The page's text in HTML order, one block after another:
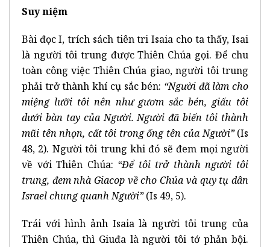
Suy niệm
Bài đọc I, trích sách tiên tri Isaia cho ta thấy, Isai
là người tôi trung được Thiên Chúa gọi. Để chu
toàn công việc Thiên Chúa giao, người tôi trung
phải trở thành khí cụ sắc bén: “Người đã làm cho
miệng lưỡi tôi nên như gươm sắc bén, giấu tôi
dưới bàn tay của Người. Người đã biến tôi thành
mũi tên nhọn, cất tôi trong ống tên của Người”(Is
48, 2). Người tôi trung khi đó sẽ đem mọi người
về với Thiên Chúa: “Để tôi trở thành người tôi
trung, đem nhà Giacop về cho Chúa và quy tụ dân
Israel chung quanh Người”(Is 49, 5).
Trái với hình ảnh Isaia là người tôi trung của
Thiên Chúa, thì Giuđa là người tôi tớ phản bội.